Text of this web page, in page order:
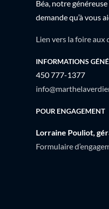
Béa, notre
demande qu’à vous
Lien vers la foire aux
INFORMATIONS
450 777-1377
POUR ENGAGEMENT
Lorraine Pouliot,
Formulaire